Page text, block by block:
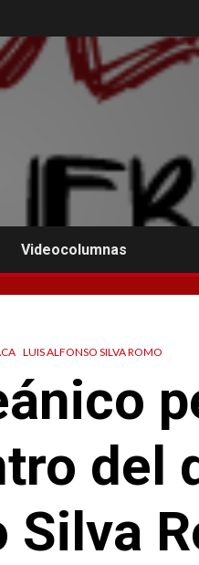
Videocolumnas
LUIS ALFONSO SILVA ROMO
del